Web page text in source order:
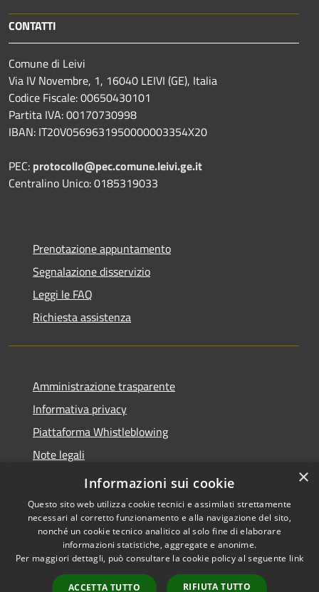
CONTATTI
Comune di Leivi
Via IV Novembre, 1, 16040 LEIVI (GE), Italia
Codice Fiscale: 00650430101
Partita IVA: 00170730998
IBAN: IT20V0569631950000003354X20
PEC: protocollo@pec.comune.leivi.ge.it
Centralino Unico: 0185319033
Prenotazione appuntamento
Segnalazione disservizio
Leggi le FAQ
Richiesta assistenza
Amministrazione trasparente
Informativa privacy
Piattaforma Whistleblowing
Note legali
Dichiarazione di accessibilità
Accessibilità
Copyright © 2026 • Comune di
Leivi • Powered by
Municipium• Accesso
×
Informazioni sui cookie
Questo sito web utilizza cookie tecnici e assimilati strettamente
necessari al corretto funzionamento e alla navigazione del sito,
nonché un cookie tecnico analitico al solo fine di elaborare
informazioni statistiche, aggregate e anonime.
Per maggiori dettagli, può consultare la cookie policy al seguente link
ACCETTA TUTTO RIFIUTA TUTTO